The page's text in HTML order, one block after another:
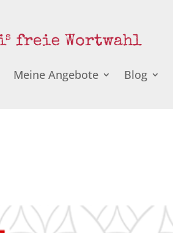
Meine Angebote Blog